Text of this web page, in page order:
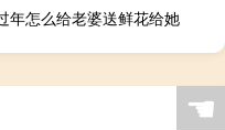
年怎么给老婆送鲜花给她
☚